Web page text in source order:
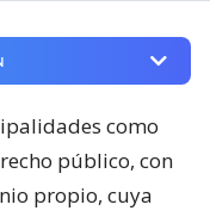
como
público, con
propio, cuya